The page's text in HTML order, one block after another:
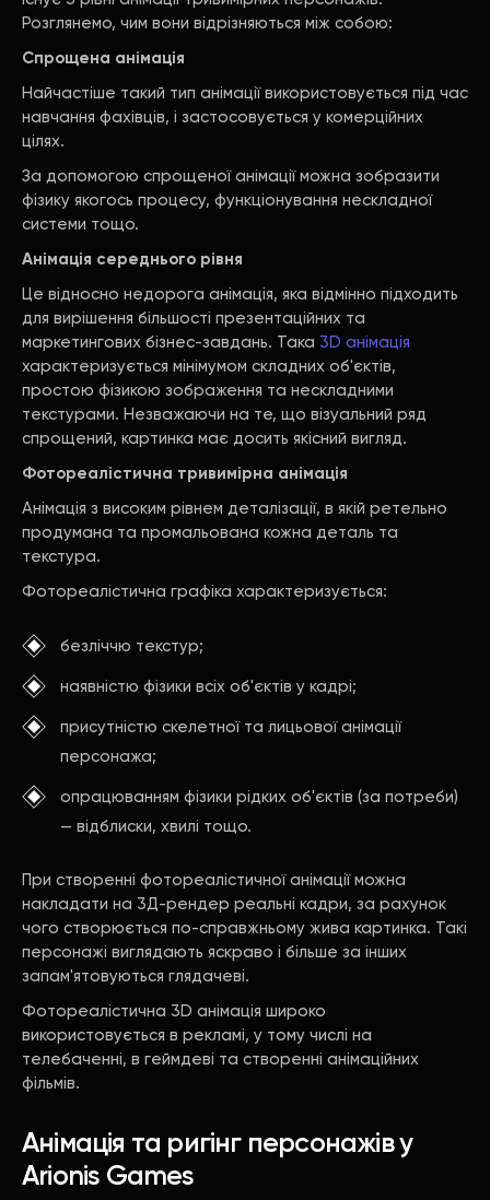
Розглянемо, чим вони відрізняються між собою:
Спрощена анімація
Найчастіше такий тип анімації використовується під час
навчання фахівців, і застосовується у комерційних
цілях.
За допомогою спрощеної анімації можна зобразити
фізику якогось процесу, функціонування нескладної
системи тощо.
Анімація середнього рівня
Це відносно недорога анімація, яка відмінно підходить
для вирішення більшості презентаційних та
маркетингових бізнес-завдань. Така 3D анімація
характеризується мінімумом складних об'єктів,
простою фізикою зображення та нескладними
текстурами. Незважаючи на те, що візуальний ряд
спрощений, картинка має досить якісний вигляд.
Фотореалістична тривимірна анімація
Анімація з високим рівнем деталізації, в якій ретельно
продумана та промальована кожна деталь та
текстура.
Фотореалістична графіка характеризується:
безліччю текстур;
наявністю фізики всіх об'єктів у кадрі;
присутністю скелетної та лицьової анімації
персонажа;
опрацюванням фізики рідких об'єктів (за потреби)
— відблиски, хвилі тощо.
При створенні фотореалістичної анімації можна
накладати на 3Д-рендер реальні кадри, за рахунок
чого створюється по-справжньому жива картинка. Такі
персонажі виглядають яскраво і більше за інших
запам'ятовуються глядачеві.
Фотореалістична 3D анімація широко
використовується в рекламі, у тому числі на
телебаченні, в геймдеві та створенні анімаційних
фільмів.
Анімація та ригінг персонажів у
Arionis Games